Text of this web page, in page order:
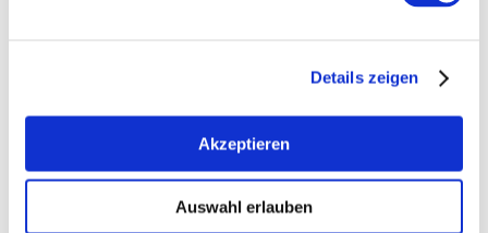
Details zeigen
Akzeptieren
Auswahl erlauben
Öffnungszeiten